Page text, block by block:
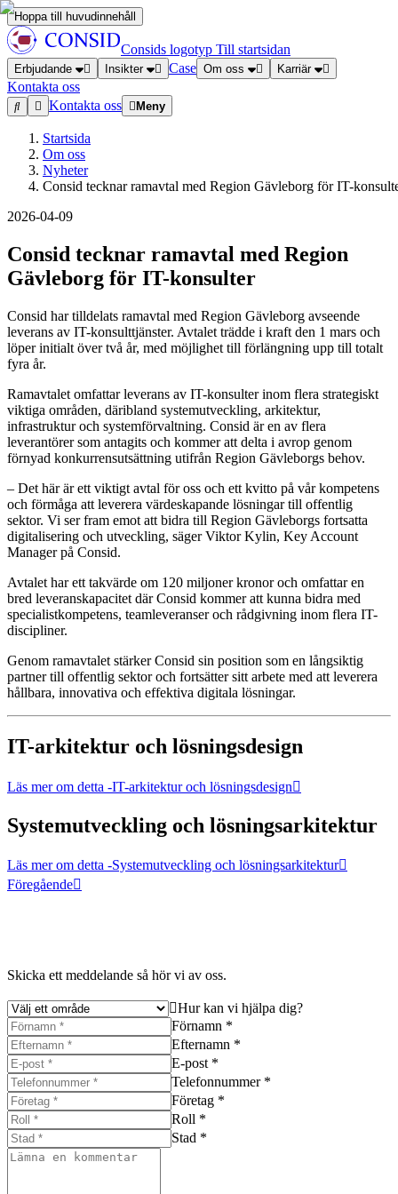
Hoppa till huvudinnehåll
Consids logotyp Till startsidan
Erbjudande Insikter Case Om oss Karriär
Kontakta oss
Kontakta oss
Meny
Startsida
Om oss
Nyheter
Consid tecknar ramavtal med Region Gävleborg för IT-
2026-04-09
Consid tecknar ramavtal med Region
Gävleborg för IT-konsulter
Consid har tilldelats ramavtal med Region Gävleborg avseende
leverans av IT-konsulttjänster. Avtalet trädde i kraft den 1 mars och
löper initialt över två år, med möjlighet till förlängning upp till totalt
fyra år.
Ramavtalet omfattar leverans av IT-konsulter inom flera strategiskt
viktiga områden, däribland systemutveckling, arkitektur,
infrastruktur och systemförvaltning. Consid är en av flera
leverantörer som antagits och kommer att delta i avrop genom
förnyad konkurrensutsättning utifrån Region Gävleborgs behov.
– Det här är ett viktigt avtal för oss och ett kvitto på vår kompetens
och förmåga att leverera värdeskapande lösningar till offentlig
sektor. Vi ser fram emot att bidra till Region Gävleborgs fortsatta
digitalisering och utveckling, säger Viktor Kylin, Key Account
Manager på Consid.
Avtalet har ett takvärde om 120 miljoner kronor och omfattar en
bred leveranskapacitet där Consid kommer att kunna bidra med
specialistkompetens, teamleveranser och rådgivning inom flera IT-
discipliner.
Genom ramavtalet stärker Consid sin position som en långsiktig
partner till offentlig sektor och fortsätter sitt arbete med att leverera
hållbara, innovativa och effektiva digitala lösningar.
IT-arkitektur och lösningsdesign
Läs mer om detta -IT-arkitektur och lösningsdesign
Systemutveckling och lösningsarkitektur
Läs mer om detta -Systemutveckling och lösningsarkitektur
Föregående
Skicka ett meddelande så hör vi av oss.
Hur kan vi hjälpa dig?
Förnamn *
Efternamn *
E-post *
Telefonnummer *
Företag *
Roll *
Stad *